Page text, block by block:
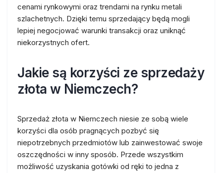
cenami rynkowymi oraz trendami na rynku metali
szlachetnych. Dzięki temu sprzedający będą mogli
lepiej negocjować warunki transakcji oraz uniknąć
niekorzystnych ofert.
Jakie są korzyści ze sprzedaży
złota w Niemczech?
Sprzedaż złota w Niemczech niesie ze sobą wiele
korzyści dla osób pragnących pozbyć się
niepotrzebnych przedmiotów lub zainwestować swoje
oszczędności w inny sposób. Przede wszystkim
możliwość uzyskania gotówki od ręki to jedna z